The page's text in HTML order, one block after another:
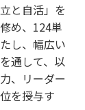
と自活」を
め、124単
し、幅広い
通して、以
、リーダー
を授与す